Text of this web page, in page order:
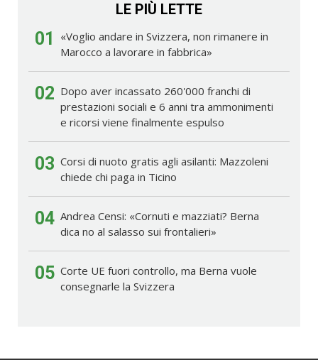
LE PIÙ LETTE
01
«Voglio andare in Svizzera, non rimanere in
Marocco a lavorare in fabbrica»
02 Dopo aver incassato 260'000 franchi di
prestazioni sociali e 6 anni tra ammonimenti
e ricorsi viene finalmente espulso
03 Corsi di nuoto gratis agli asilanti: Mazzoleni
chiede chi paga in Ticino
04 Andrea Censi: «Cornuti e mazziati? Berna
dica no al salasso sui frontalieri»
05 Corte UE fuori controllo, ma Berna vuole
consegnarle la Svizzera